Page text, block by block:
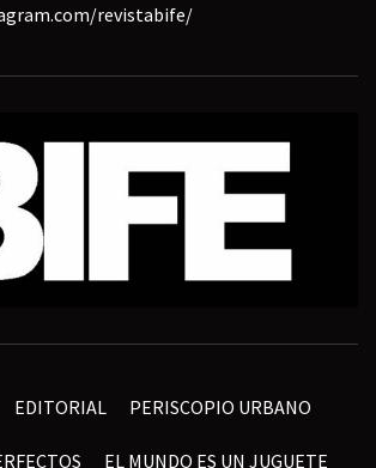
revistabife/
EDITORIAL PERISCOPIO URBANO
EL MUNDO ES UN JUGUETE